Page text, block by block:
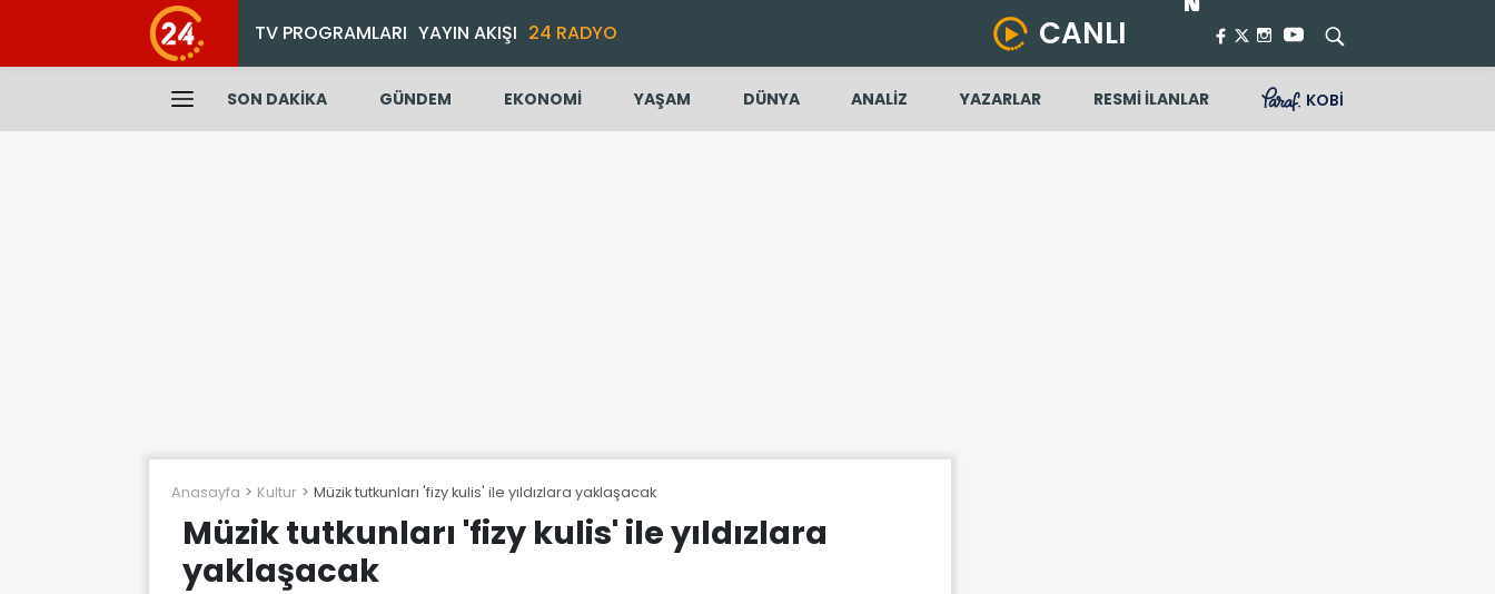
TV PROGRAMLARI YAYIN AKIŞI 24 RADYO CANLI
SON DAKİKA GÜNDEM EKONOMİ YAŞAM DÜNYA ANALİZ YAZARLAR RESMİ İLANLAR KOBİ
Anasayfa Kultur Müzik tutkunları 'fizy kulis' ile yıldızlara yaklaşacak
Müzik tutkunları 'fizy kulis' ile yıldızlara
yaklaşacak